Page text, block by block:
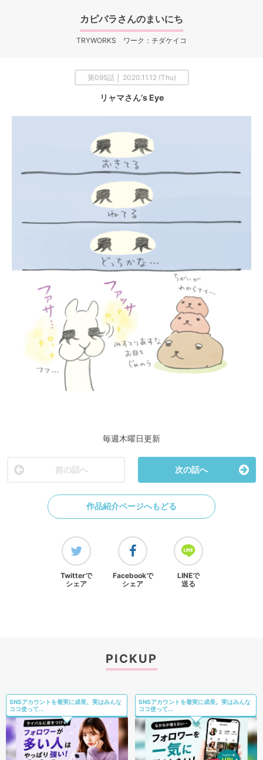
カピバラさんのまいにち
TRYWORKS ワーク：チダケイコ
第095話 │ 2020.11.12 (Thu)
リャマさん’s Eye
毎週木曜日更新
前の話へ 次の話へ
作品紹介ページへもどる
Twitterで
シェア
Facebookで
シェア
LINEで
送る
PICKUP
SNSアカウントを着実に成長。実はみんな
ココ使って...
SNSアカウントを着実に成長。実はみんな
ココ使って...